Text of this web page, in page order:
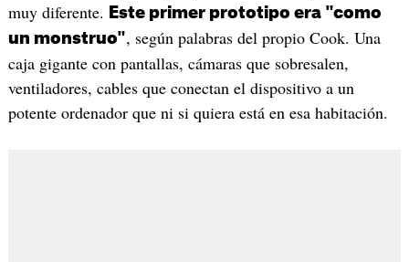
muy diferente.
Este primer prototipo era "como
un monstruo", según palabras del propio Cook. Una
caja gigante con pantallas, cámaras que sobresalen,
ventiladores, cables que conectan el dispositivo a un
potente ordenador que ni si quiera está en esa habitación.